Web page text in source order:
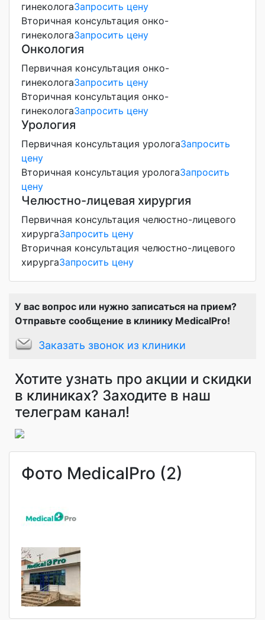
гинекологаЗапросить цену
Вторичная консультация онко-
гинекологаЗапросить цену
Онкология
Первичная консультация онко-
гинекологаЗапросить цену
Вторичная консультация онко-
гинекологаЗапросить цену
Урология
Первичная консультация урологаЗапросить
цену
Вторичная консультация урологаЗапросить
цену
Челюстно-лицевая хирургия
Первичная консультация челюстно-лицевого
хирургаЗапросить цену
Вторичная консультация челюстно-лицевого
хирургаЗапросить цену
У вас вопрос или нужно записаться на прием?
Отправьте сообщение в клинику MedicalPro!
Заказать звонок из клиники
Хотите узнать про акции и скидки
в клиниках? Заходите в наш
телеграм канал!
Фото MedicalPro (2)